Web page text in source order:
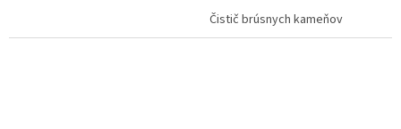
Čistič brúsnych kameňov